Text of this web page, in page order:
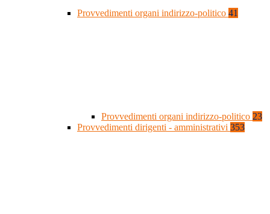
Provvedimenti organi indirizzo-politico 41
Provvedimenti organi indirizzo-politico 23
Provvedimenti dirigenti - amministrativi 353